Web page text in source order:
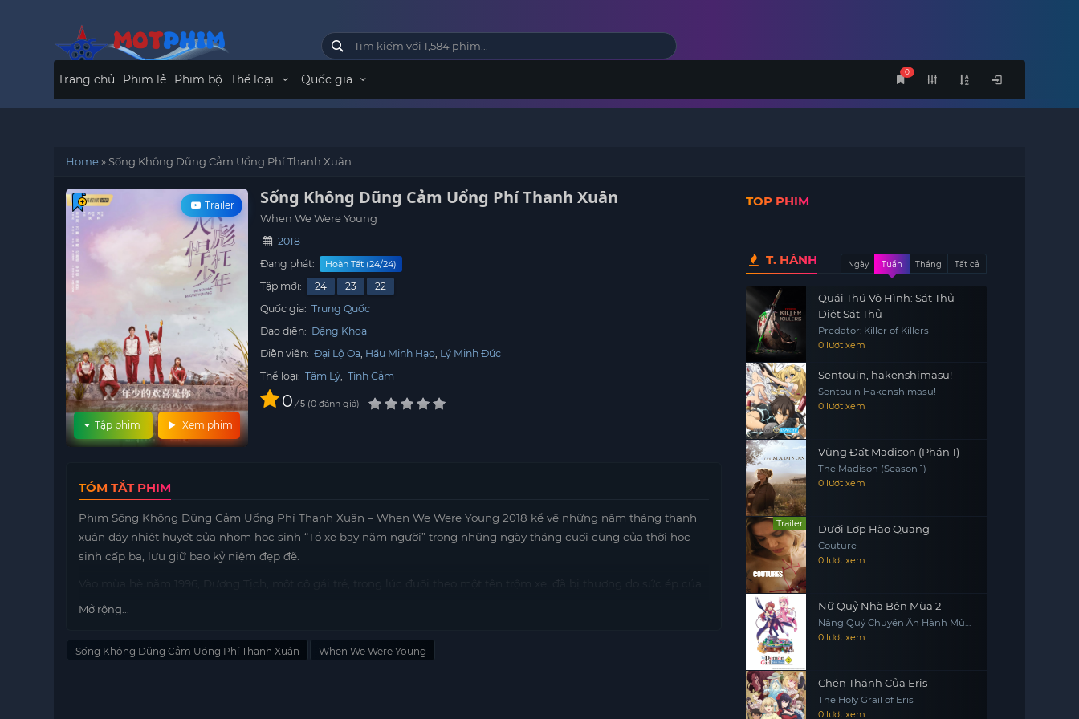
0
Trang chủ Phim lẻ Phim bộ Thể loại Quốc gia
Home»Sống Không Dũng Cảm Uổng Phí Thanh Xuân
Trailer
Xem phim
Tập phim
Sống Không Dũng Cảm Uổng Phí Thanh Xuân
When We Were Young
2018
Đang phát:
Hoàn Tất (24/24)
Tập mới: 24 23
22
Quốc gia: Trung Quốc
Đạo diễn: Đặng Khoa
Diễn viên: Đại Lộ Oa Hầu Minh Hạo Lý Minh Đức
Thể loại: Tâm Lý, Tình Cảm
0 / 5 0 đánh giá
TÓM TẮT PHIM
Phim Sống Không Dũng Cảm Uổng Phí Thanh Xuân – When We Were Young 2018 kể về những năm tháng thanh
xuân đầy nhiệt huyết của nhóm học sinh “Tổ xe bay năm người” trong những ngày tháng cuối cùng của thời học
sinh cấp ba, lưu giữ bao kỷ niệm đẹp đẽ.
một vụ nổ tại phòng thí nghiệm. Điều này đã khiến cô không thể tham gia vào cuộc thi điền kinh để lấy điểm cộng
chuyển đến lớp của cô và cướp đi chức lớp trưởng mà cô đã giữ trong nhiều năm.
Mở rộng...
Sống Không Dũng Cảm Uổng Phí Thanh Xuân When We Were Young
TOP PHIM
T. HÀNH Ngày Tuần Tháng Tất cả
Quái Thú Vô Hình: Sát Thủ
Diệt Sát Thủ
Predator: Killer of Killers
0 lượt xem
Sentouin, hakenshimasu!
Sentouin Hakenshimasu!
0 lượt xem
Vùng Đất Madison (Phần 1)
The Madison (Season 1)
0 lượt xem
Trailer Dưới Lớp Hào Quang
Couture
0 lượt xem
Nữ Quỷ Nhà Bên Mùa 2
Nàng Quỷ Chuyên Ăn Hành Mùa
2, Machikado Mazoku: 2-choume
0 lượt xem
Chén Thánh Của Eris
The Holy Grail of Eris
0 lượt xem